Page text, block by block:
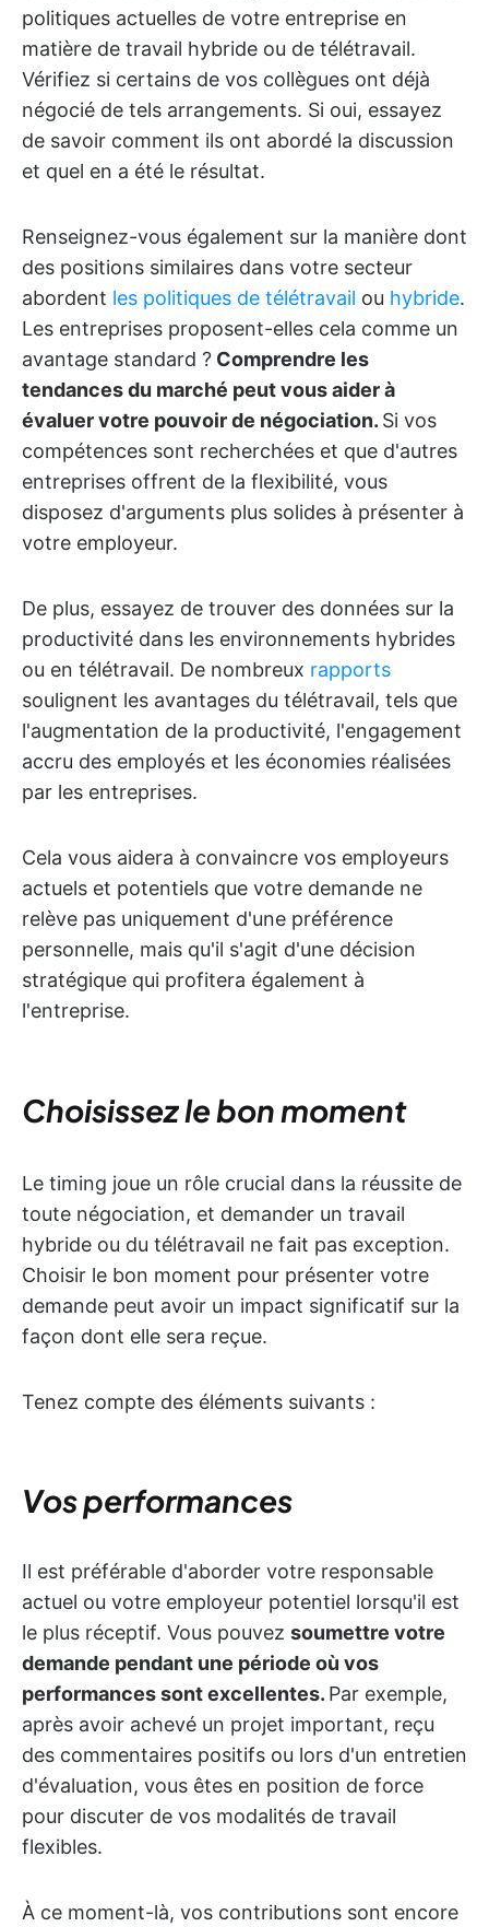
politiques actuelles de votre entreprise en
matière de travail hybride ou de télétravail.
Vérifiez si certains de vos collègues ont déjà
négocié de tels arrangements. Si oui, essayez
de savoir comment ils ont abordé la discussion
et quel en a été le résultat.
Renseignez-vous également sur la manière dont
des positions similaires dans votre secteur
abordent les politiques de télétravail ou hybride.
Les entreprises proposent-elles cela comme un
avantage standard ? Comprendre les
tendances du marché peut vous aider à
évaluer votre pouvoir de négociation. Si vos
compétences sont recherchées et que d'autres
entreprises offrent de la flexibilité, vous
disposez d'arguments plus solides à présenter à
votre employeur.
De plus, essayez de trouver des données sur la
productivité dans les environnements hybrides
ou en télétravail. De nombreux rapports
soulignent les avantages du télétravail, tels que
l'augmentation de la productivité, l'engagement
accru des employés et les économies réalisées
par les entreprises.
Cela vous aidera à convaincre vos employeurs
actuels et potentiels que votre demande ne
relève pas uniquement d'une préférence
personnelle, mais qu'il s'agit d'une décision
stratégique qui profitera également à
l'entreprise.
Choisissez le bon moment
Le timing joue un rôle crucial dans la réussite de
toute négociation, et demander un travail
hybride ou du télétravail ne fait pas exception.
Choisir le bon moment pour présenter votre
demande peut avoir un impact significatif sur la
façon dont elle sera reçue.
Tenez compte des éléments suivants :
Vos performances
Il est préférable d'aborder votre responsable
actuel ou votre employeur potentiel lorsqu'il est
le plus réceptif. Vous pouvez soumettre votre
demande pendant une période où vos
performances sont excellentes. Par exemple,
après avoir achevé un projet important, reçu
des commentaires positifs ou lors d'un entretien
d'évaluation, vous êtes en position de force
pour discuter de vos modalités de travail
flexibles.
À ce moment-là, vos contributions sont encore